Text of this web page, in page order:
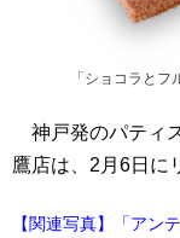
「ショコラと
神戸発のパティ
鷹店は、2月6日に
【関連写真】「アン